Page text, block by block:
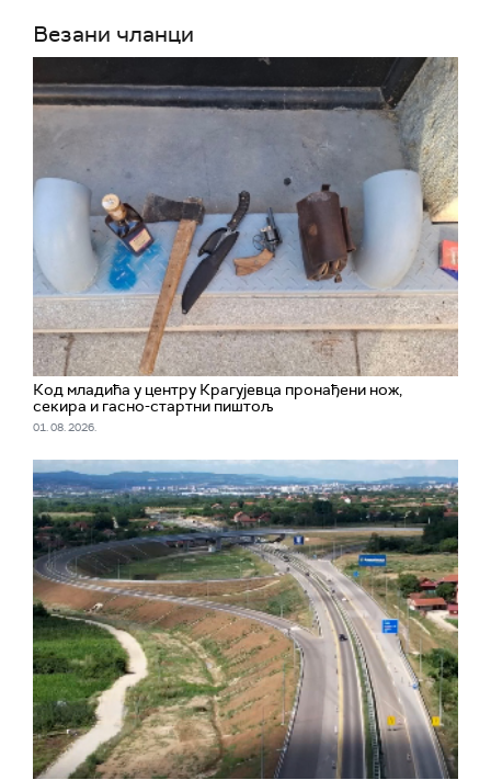
Везани чланци
Код младића у центру Крагујевца пронађени нож,
секира и гасно-стартни пиштољ
01. 08. 2026.